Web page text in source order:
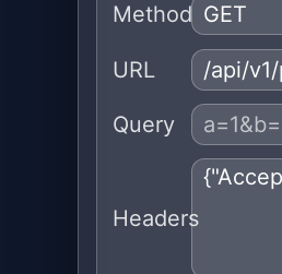
Method
URL
Query
Headers